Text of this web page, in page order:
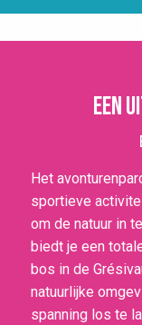
Een
Het
sportieve
om de natuur in
biedt je een
bos in de
natuurlijke
spanning los te